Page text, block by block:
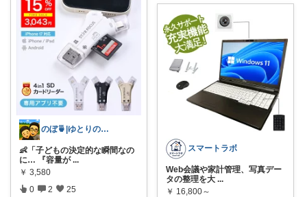
のぼ🍵|ゆとりのある暮らしをしたいパパ
👶「子どもの決定的な瞬間なの
に… 『容量が ...
￥ 3,580
0 2 25
スマートラボ
Web会議や家計管理、写真デー
タの整理を大 ...
￥ 16,800～